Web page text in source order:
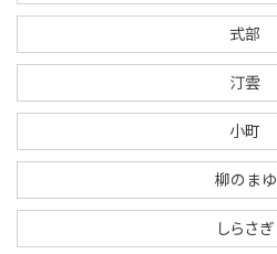
式部
汀雲
小町
柳のまゆ
しらさぎ